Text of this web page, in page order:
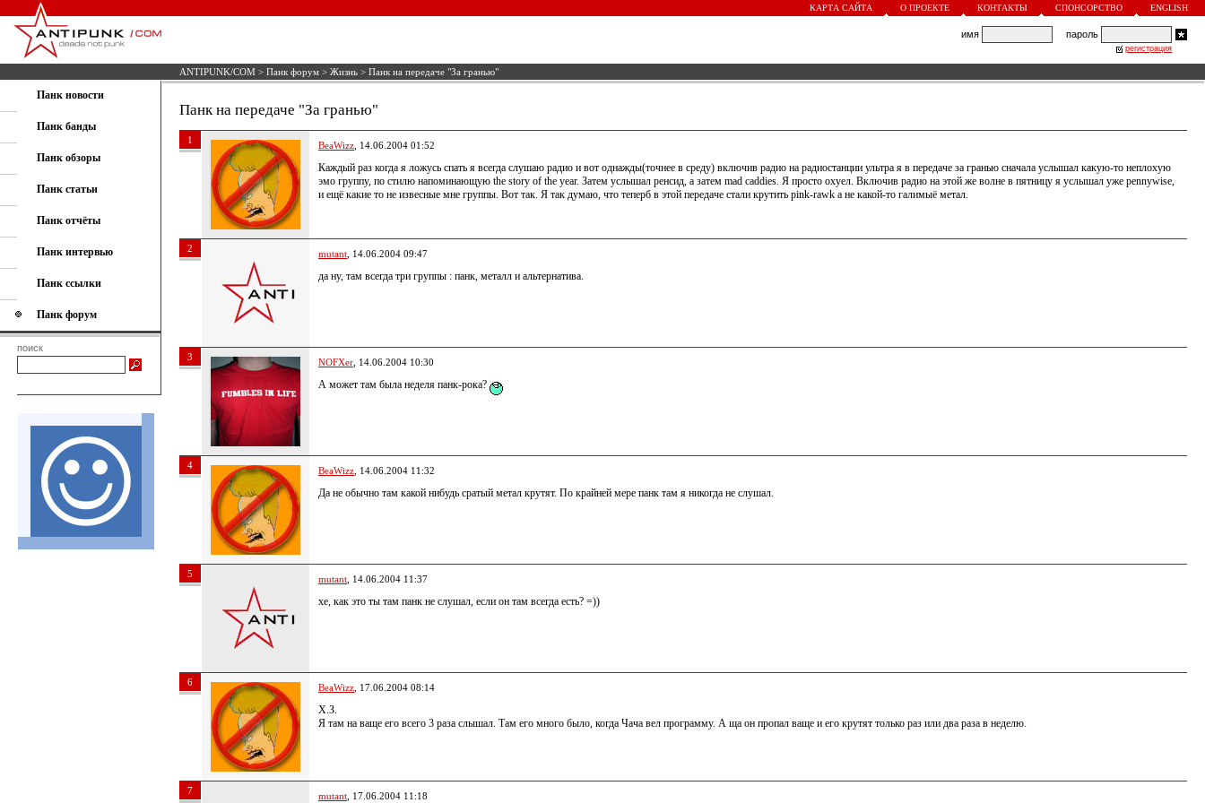
КАРТА САЙТА О ПРОЕКТЕ КОНТАКТЫ СПОНСОРСТВО ENGLISH
имя пароль
регистрация
ANTIPUNK/COM > Панк форум > Жизнь > Панк на передаче "За гранью"
Панк новости
Панк банды
Панк обзоры
Панк статьи
Панк отчёты
Панк интервью
Панк ссылки
Панк форум
поиск
Панк на передаче "За гранью"
1 BeaWizz , 14.06.2004 01:52
Каждый раз когда я ложусь спать я всегда слушаю радио и вот однажды(точнее в среду) включив радио на радиостанции ультра я в передаче за гранью сначала услышал какую-то неплохую
эмо группу, по стилю напоминающую the story of the year. Затем услышал ренсид, а затем mad caddies. Я просто охуел. Включив радио на этой же волне в пятницу я услышал уже pennywise,
и ещё какие то не извесные мне группы. Вот так. Я так думаю, что теперб в этой передаче стали крутить pink-rawk а не какой-то галимыё метал.
2 mutant , 14.06.2004 09:47
да ну, там всегда три группы : панк, металл и альтернатива.
3 NOFXer , 14.06.2004 10:30
А может там была неделя панк-рока?
4 BeaWizz , 14.06.2004 11:32
Да не обычно там какой нибудь сратый метал крутят. По крайней мере панк там я никогда не слушал.
5 mutant , 14.06.2004 11:37
хе, как это ты там панк не слушал, если он там всегда есть? =))
6 BeaWizz , 17.06.2004 08:14
Х.З.
Я там на ваще его всего 3 раза слышал. Там его много было, когда Чача вел программу. А ща он пропал ваще и его крутят только раз или два раза в неделю.
7 mutant , 17.06.2004 11:18